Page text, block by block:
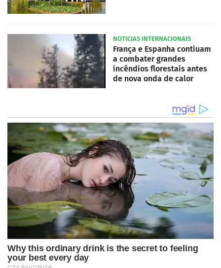
NOTICIAS INTERNACIONAIS
França e Espanha contiuam
a combater grandes
incêndios florestais antes
de nova onda de calor